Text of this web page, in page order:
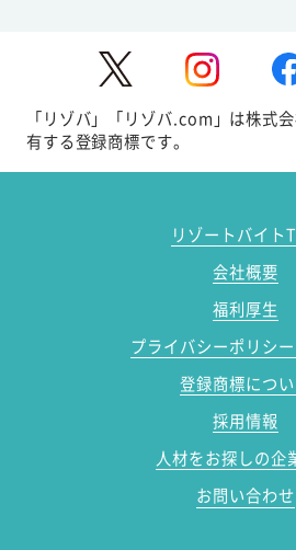
「リゾバ」「リゾバ.com」は株式
有する登録商標です。
リゾートバイト
会社概要
福利厚生
プライバシーポリシ
登録商標につ
採用情報
人材をお探しの企
お問い合わせ